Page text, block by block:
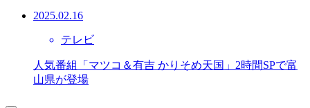
2025.02.16
テレビ
人気番組「マツコ＆有吉 かりそめ天国」2時間SPで富
山県が登場